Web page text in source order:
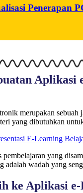
Aplikasi
merupakan
yang dibutuhkan
E-Learning
yang
wadah yang
ke Aplikasi